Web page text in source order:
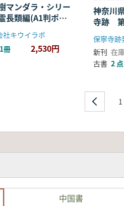
マンダラ・シリー
類編(A1判ポス
折り畳みタイプ)
社キウイラボ
1冊 2,530円
神奈川
寺跡
保寧寺跡
新刊 在
古書 2 点
1
中国書